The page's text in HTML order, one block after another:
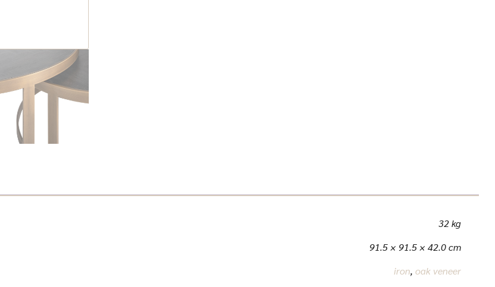
32 kg
91.5 × 91.5 × 42.0 cm
iron, oak veneer